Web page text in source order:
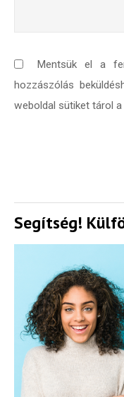
Mentsük el a
hozzászólás
weboldal sütiket tárol
Segítség!